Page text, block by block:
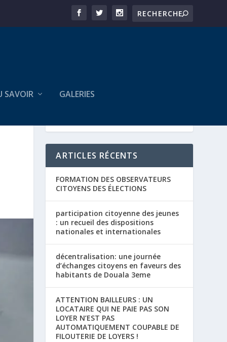
SAVOIR GALERIES
ARTICLES RÉCENTS
FORMATION DES OBSERVATEURS
CITOYENS DES ÉLECTIONS
participation citoyenne des jeunes
: un recueil des dispositions
nationales et internationales
décentralisation: une journée
d’échanges citoyens en faveurs des
habitants de Douala 3eme
ATTENTION BAILLEURS : UN
LOCATAIRE QUI NE PAIE PAS SON
LOYER N’EST PAS
AUTOMATIQUEMENT COUPABLE DE
FILOUTERIE DE LOYERS !